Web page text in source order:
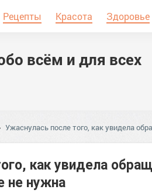
Рецепты Красота Здоровье
всём и для всех
Ужаснулась после того, как увидела
как увидела
не нужна